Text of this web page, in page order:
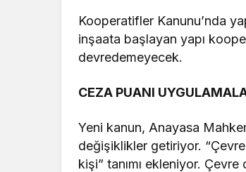
Kooperatifler Kanunu’nda
inşaata başlayan yapı
devredemeyecek.
CEZA PUANI
Yeni kanun, Anayasa
değişiklikler getiriyor. “Çevre
kişi” tanımı ekleniyor.